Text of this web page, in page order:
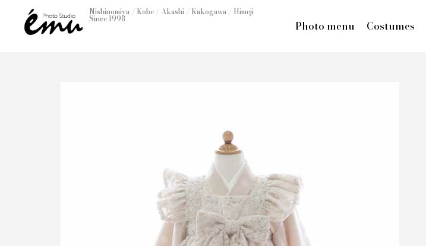
Nishinomiya / Kobe / Akashi / Kakogawa / Himeji
Since 1998 Photo menu Costumes